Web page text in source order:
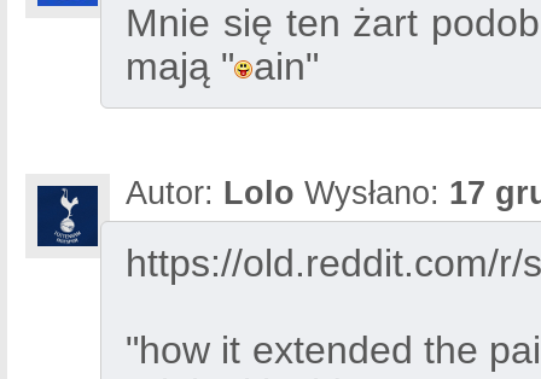
Mnie się ten żart
mają " ain"
Autor: Lolo Wysłano: 17
https://old.reddit.com/
"how it extended the